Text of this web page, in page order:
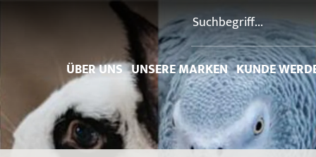
ÜBER UNS UNSERE MARKEN KUNDE